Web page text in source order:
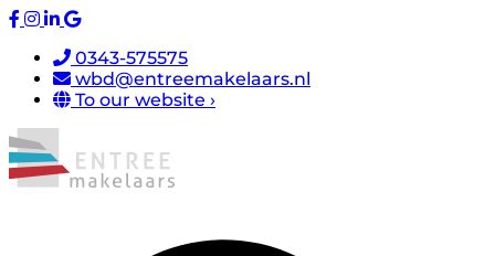
0343-575575
wbd@entreemakelaars.nl
To our website ›